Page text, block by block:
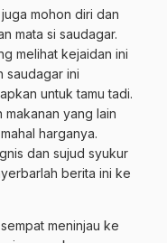
mohon diri dan
mata si saudagar.
melihat kejaidan ini
saudagar ini
untuk tamu tadi.
yang lain
harganya.
dan sujud syukur
berita ini ke
meninjau ke